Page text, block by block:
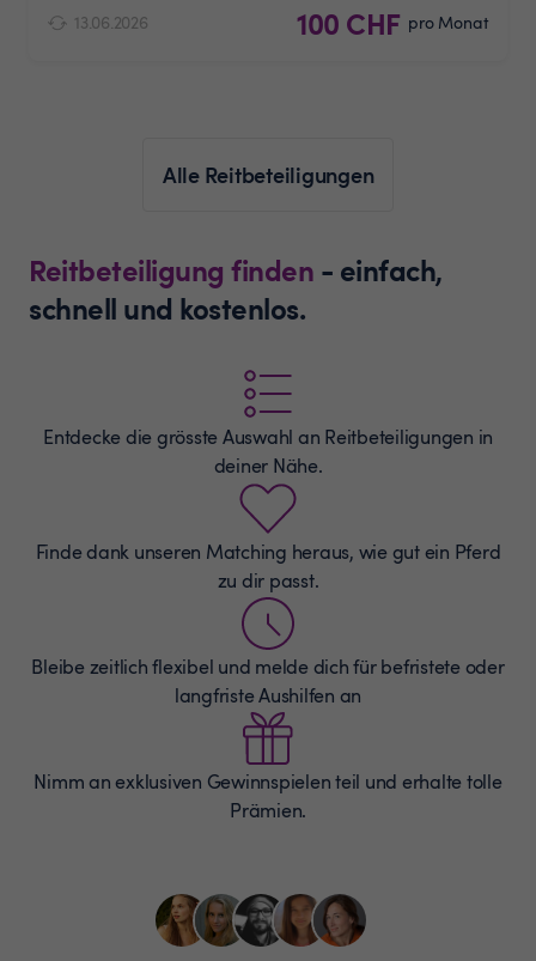
13.06.2026 100 CHF pro Monat
Alle Reitbeteiligungen
Reitbeteiligung finden - einfach,
schnell und kostenlos.
Entdecke die grösste Auswahl an Reitbeteiligungen in
deiner Nähe.
Finde dank unseren Matching heraus, wie gut ein Pferd
zu dir passt.
Bleibe zeitlich flexibel und melde dich für befristete oder
langfriste Aushilfen an
Nimm an exklusiven Gewinnspielen teil und erhalte tolle
Prämien.